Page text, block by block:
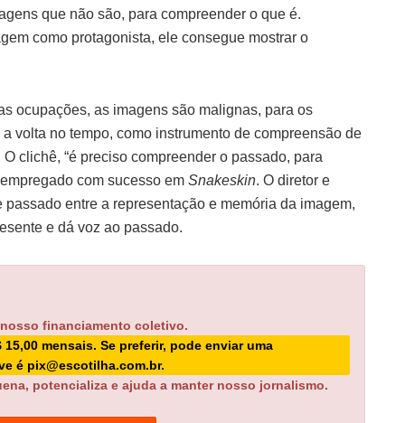
que não são, para compreender o que é.
como protagonista, ele consegue mostrar o
ocupações, as imagens são malignas, para os
volta no tempo, como instrumento de compreensão de
clichê, “é preciso compreender o passado, para
com sucesso em Snakeskin. O diretor e
entre a representação e memória da imagem,
e dá voz ao passado.
financiamento coletivo.
mensais. Se preferir, pode enviar uma
é pix@escotilha.com.br.
potencializa e ajuda a manter nosso jornalismo.